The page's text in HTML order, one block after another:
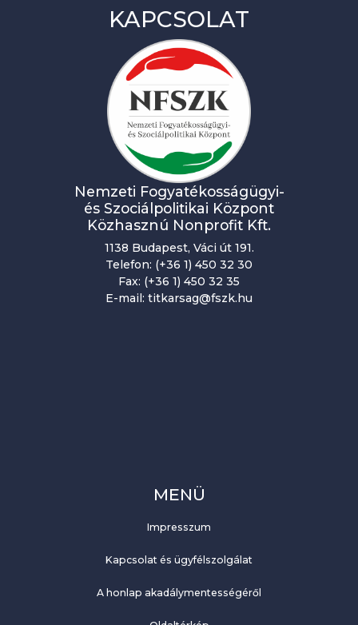
KAPCSOLAT
Nemzeti Fogyatékosságügyi-
és Szociálpolitikai Központ
Közhasznú Nonprofit Kft.
1138 Budapest, Váci út 191.
Telefon: (+36 1) 450 32 30
Fax: (+36 1) 450 32 35
E-mail: titkarsag@fszk.hu
MENÜ
Impresszum
Kapcsolat és ügyfélszolgálat
A honlap akadálymentességéről